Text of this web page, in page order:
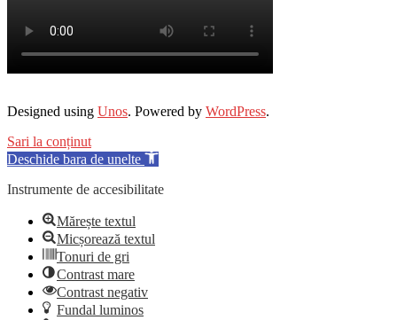
Designed using Unos. Powered by WordPress.
Sari la conținut
Deschide bara de unelte
Instrumente de accesibilitate
Mărește textul
Micșorează textul
Tonuri de gri
Contrast mare
Contrast negativ
Fundal luminos